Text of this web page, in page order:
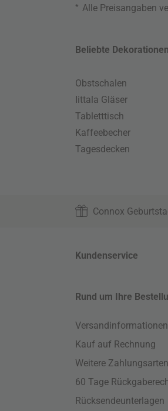
* Alle Preisangaben
Beliebte Dekorationen
Obstschalen
Iittala Gläser
Tabletttisch
Kaffeebecher
Tagesdecken
Connox
Kundenservice
Rund um Ihre
Versandinformationen
Kauf auf Rechnung
Weitere Zahlungsarten
60 Tage
Rücksendeunterlagen